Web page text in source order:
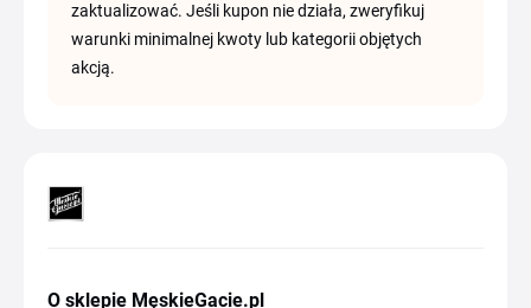
zaktualizować. Jeśli kupon nie działa, zweryfikuj
warunki minimalnej kwoty lub kategorii objętych
akcją.
O sklepie MęskieGacie.pl